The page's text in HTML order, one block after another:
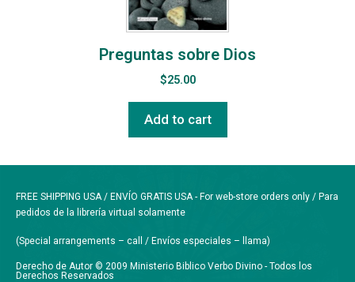
Preguntas sobre Dios
$25.00
Add to cart
FREE SHIPPING USA / ENVÍO GRATIS USA - For web-store orders only / Para
pedidos de la librería virtual solamente
(Special arrangements – call / Envíos especiales – llama)
Derecho de Autor © 2009 Ministerio Biblico Verbo Divino - Todos los
Derechos Reservados